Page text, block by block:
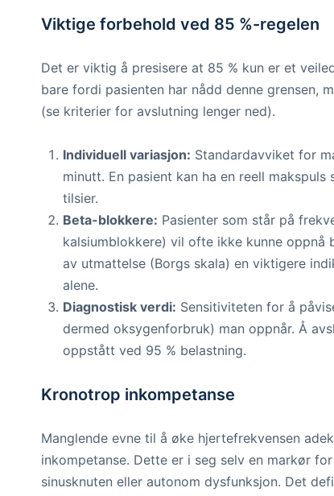
Viktige forbehold ved 85 %-regelen
Det er viktig å presisere at 85 % kun er et
bare fordi pasienten har nådd denne grensen,
(se kriterier for avslutning lenger ned).
Individuell variasjon: Standardavviket for
minutt. En pasient kan ha en reell
tilsier.
Beta-blokkere: Pasienter som står på
kalsiumblokkere) vil ofte ikke kunne oppnå
av utmattelse (Borgs skala) en viktigere
alene.
Diagnostisk verdi: Sensitiviteten for å
dermed oksygenforbruk) man oppnår. Å
oppstått ved 95 % belastning.
Kronotrop inkompetanse
Manglende evne til å øke hjertefrekvensen
inkompetanse. Dette er i seg selv en markør
sinusknuten eller autonom dysfunksjon. Det